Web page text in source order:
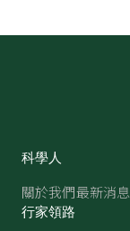
科學人
關於我們最新消息
行家領路